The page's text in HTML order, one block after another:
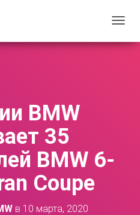
Е
BMW
35
BMW 6-
Coupe
в 10 марта, 2020